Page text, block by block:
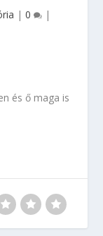
| 0 |
és ő maga is